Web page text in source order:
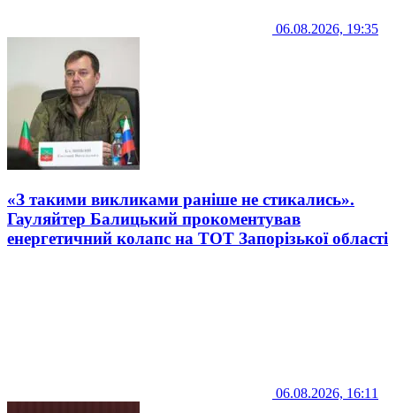
06.08.2026, 19:35
«З такими викликами раніше не стикались».
Гауляйтер Балицький прокоментував
енергетичний колапс на ТОТ Запорізької області
06.08.2026, 16:11